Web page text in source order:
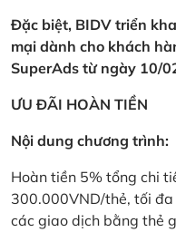
Đặc biệt, BIDV triển
mại dành cho khách
SuperAds từ ngày 10/
ƯU ĐÃI HOÀN TIỀN
Nội dung chương trình:
Hoàn tiền 5% tổng chi
300.000VND/thẻ, tối
các giao dịch bằng thẻ